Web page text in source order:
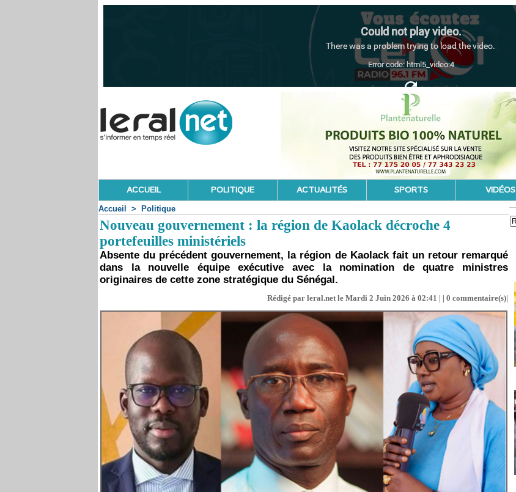
ACCUEIL POLITIQUE ACTUALITÉS SPORTS VIDÉOS
Accueil > Politique
Nouveau gouvernement : la région de Kaolack décroche 4
portefeuilles ministériels
Absente du précédent gouvernement, la région de Kaolack fait un retour remarqué
dans la nouvelle équipe exécutive avec la nomination de quatre ministres
originaires de cette zone stratégique du Sénégal.
Rédigé par leral.net le Mardi 2 Juin 2026 à 02:41 | | 0 commentaire(s)|